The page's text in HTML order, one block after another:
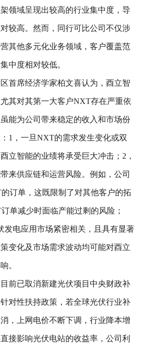
领域呈现出较高的行业集中度，导
较高。然而，同行可比公司不仅涉
其他多元化业务领域，客户覆盖范
中度相对较低。
首席经济学家柏文喜认为，酉立智
其对其第一大客户NXT存在严重依
能为公司带来稳定的收入和市场份
1，一旦NXT的需求发生变化或双
立智能的业绩将承受巨大冲击；2，
来供应链和运营风险。例如，公司
订单，这既限制了对其他客户的拓
单减少时面临产能过剩的风险；
发电应用市场紧密相关，且具有显著
变化及市场需求波动均可能对酉立
。
前已取消新建光伏项目中央财政补
对性扶持政策，若全球光伏行业补
，上网电价不断下调，行业降本增
接影响光伏电站的收益率，公司利